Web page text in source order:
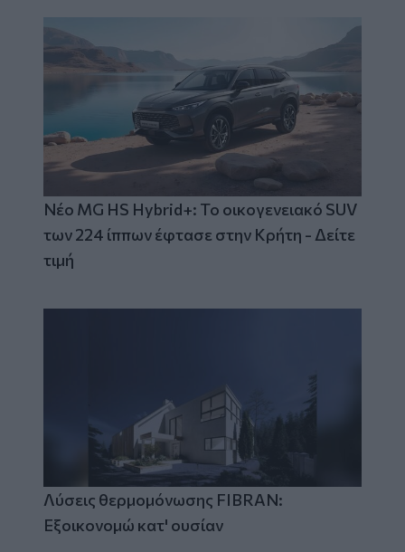
Νέο MG HS Hybrid+: Το οικογενειακό SUV
των 224 ίππων έφτασε στην Κρήτη - Δείτε
τιμή
Λύσεις θερμομόνωσης FIBRAN:
Εξοικονομώ κατ' ουσίαν